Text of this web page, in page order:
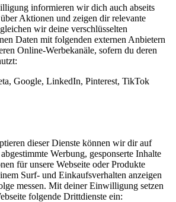
informieren wir dich auch abseits
Aktionen und zeigen dir relevante
wir deine verschlüsselten
Daten mit folgenden externen Anbietern
Online-Werbekanäle, sofern du deren
Google, LinkedIn, Pinterest, TikTok
dieser Dienste können wir dir auf
Werbung, gesponserte Inhalte
für unsere Webseite oder Produkte
Surf- und Einkaufsverhalten anzeigen
messen. Mit deiner Einwilligung setzen
folgende Drittdienste ein: